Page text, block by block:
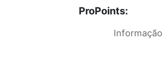
ProPoints:
Informação